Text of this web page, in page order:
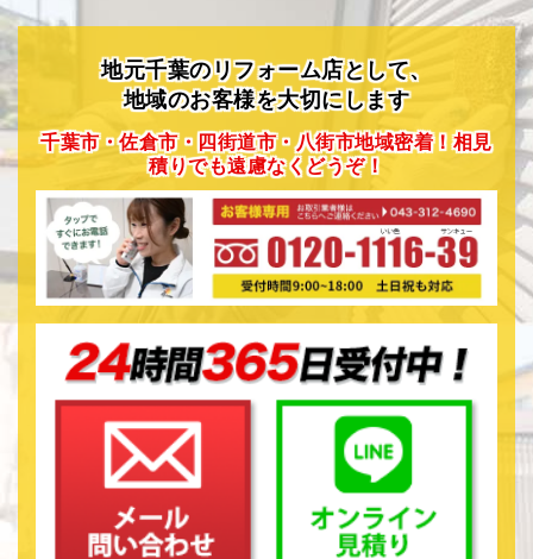
地元千葉のリフォーム店として、
地域のお客様を大切にします
千葉市・佐倉市・四街道市・八街市地域密着！相見
積りでも遠慮なくどうぞ！